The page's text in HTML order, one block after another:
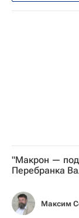
Франция
"Макрон —
Перебранка
Максим